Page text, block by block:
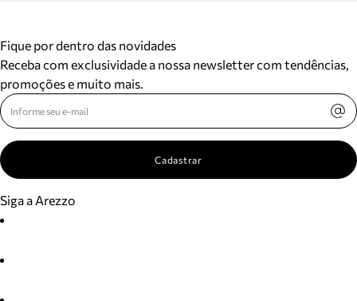
Fique por dentro das novidades
Receba com exclusividade a nossa newsletter com tendências,
promoções e muito mais.
Cadastrar
Siga a Arezzo